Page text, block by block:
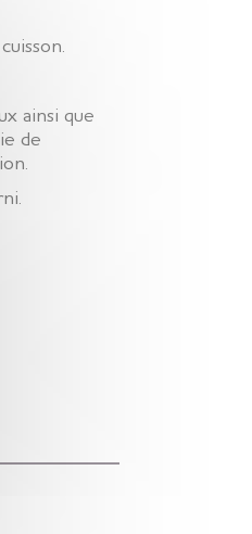
ainsi que
de
.